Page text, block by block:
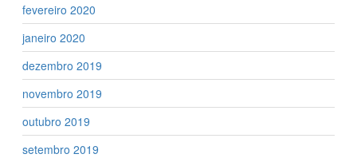
fevereiro 2020
janeiro 2020
dezembro 2019
novembro 2019
outubro 2019
setembro 2019